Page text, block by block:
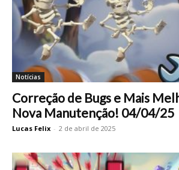
Notícias
Correção de Bugs e Mais
Nova Manutenção! 04/04/25
Lucas Felix - 2 de abril de 2025